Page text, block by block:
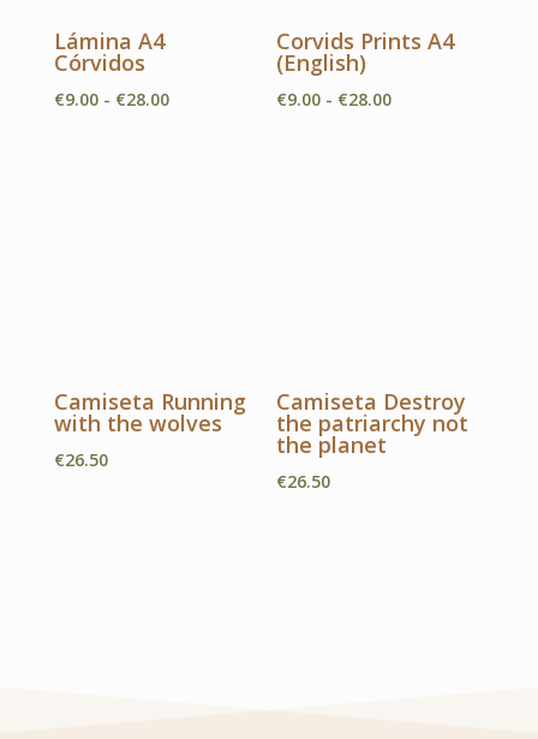
Lámina A4
Córvidos
€9.00 - €28.00Rango
Corvids Prints A4
(English)
€9.00 - €28.00Rango
Camiseta Running
with the wolves
€26.50
Camiseta Destroy
the patriarchy not
the planet
€26.50